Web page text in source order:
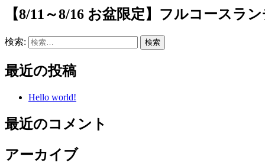
【8/11～8/16 お盆限定】フルコースラ
検索:
最近の投稿
Hello world!
最近のコメント
アーカイブ